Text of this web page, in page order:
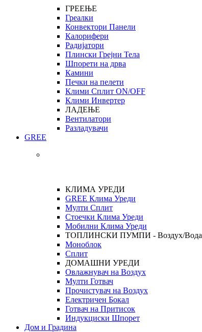
ГРЕЕЊЕ
Греалки
Конвектори Панели
Калорифери
Радијатори
Плински Грејни Тела
Шпорети на дрва
Камини
Печки на пелети
Клими Сплит ON/OFF
Клими Инвертер
ЛАДЕЊЕ
Вентилатори
Разладувачи
GREE
КЛИМА УРЕДИ
GREE Клима Уреди
Мулти Сплит
Стоечки Клима Уреди
Мобилни Клима Уреди
ТОПЛИНСКИ ПУМПИ - Воздух/Вода
Моноблок
Сплит
ДОМАШНИ УРЕДИ
Овлажнувач на Воздух
Мулти Готвач
Прочистувач на Воздух
Електричен Бокал
Готвач на Притисок
Индукциски Шпорет
Дом и Градина